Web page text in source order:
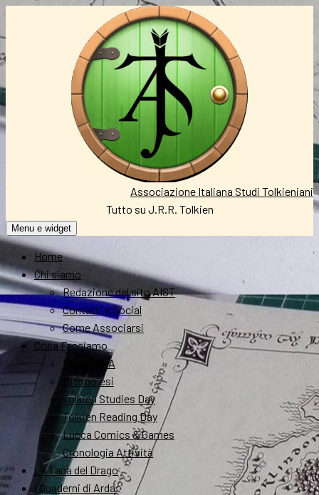
Associazione Italiana Studi Tolkieniani
Tutto su J.R.R. Tolkien
Menu e widget
Home
Chi siamo
Redazione del sito AIST
Contatti e Social
Come Associarsi
Cosa Facciamo
FantastikA
Mitopoiesi
Tolkien Studies Day
Tolkien Reading Day
Lucca Comics & Games
Cronologia Attività
La Tana del Drago
I Quaderni di Arda